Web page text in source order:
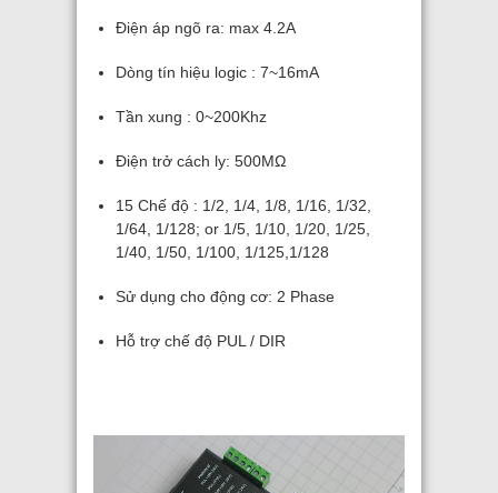
Điện áp ngõ ra: max 4.2A
Dòng tín hiệu logic : 7~16mA
Tần xung : 0~200Khz
Điện trở cách ly: 500MΩ
15 Chế độ : 1/2, 1/4, 1/8, 1/16, 1/32,
1/64, 1/128; or 1/5, 1/10, 1/20, 1/25,
1/40, 1/50, 1/100, 1/125,1/128
Sử dụng cho động cơ: 2 Phase
Hỗ trợ chế độ PUL / DIR